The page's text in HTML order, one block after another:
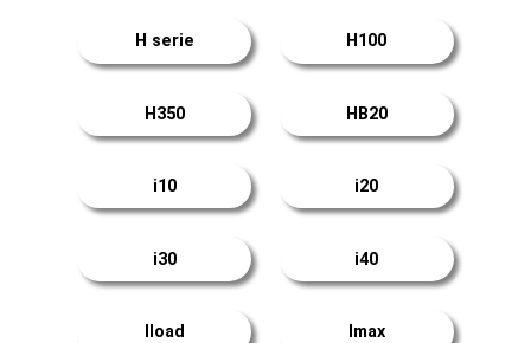
H serie H100
H350 HB20
i10 i20
i30 i40
Iload Imax